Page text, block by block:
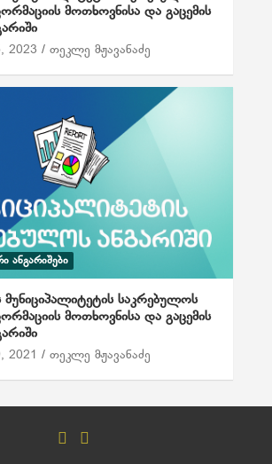
მოთხოვნისა და გაცემის
2023 თეკლე მჟავანაძე
ᲐᲜᲒᲐᲠᲘᲨᲔᲑᲘ
საკრებულოს
მოთხოვნისა და გაცემის
2021 თეკლე მჟავანაძე